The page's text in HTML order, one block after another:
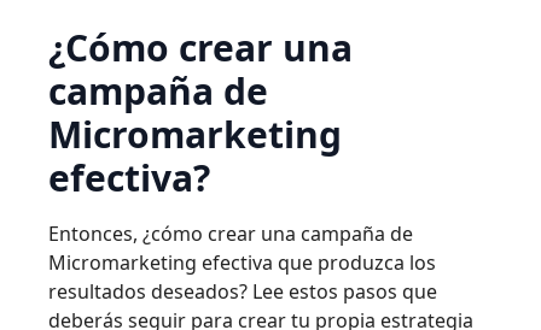
¿Cómo crear una
campaña de
Micromarketing
efectiva?
Entonces, ¿cómo crear una campaña de
Micromarketing efectiva que produzca los
resultados deseados? Lee estos pasos que
deberás seguir para crear tu propia estrategia